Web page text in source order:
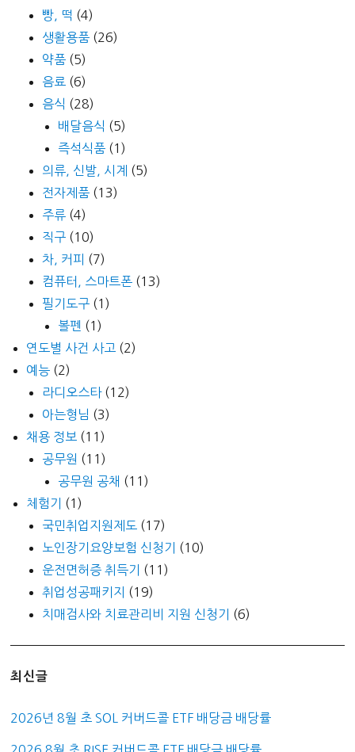
빵, 떡 (4)
생활용품 (26)
약품 (5)
음료 (6)
음식 (28)
배달음식 (5)
즉석식품 (1)
의류, 신발, 시계 (5)
전자제품 (13)
주류 (4)
직구 (10)
차, 커피 (7)
컴퓨터, 스마트폰 (13)
필기도구 (1)
볼펜 (1)
연도별 사건 사고 (2)
예능 (2)
라디오스타(12)
아는형님 (3)
채용 정보 (11)
공무원 (11)
공무원 공채 (11)
체험기
(1)
국민취업지원제도 (17)
노인장기요양보험 신청기
(10)
운전면허증 취득기
(11)
취업성공패키지
(19)
치매검사와 치료관리비 지원 신청기
(6)
최신글
2026년 8월 초 SOL 커버드콜 ETF 배당금 배당률